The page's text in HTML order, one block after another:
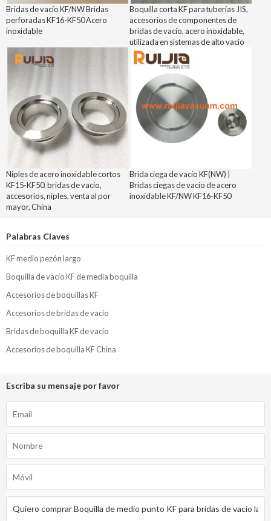
Bridas de vacío KF/NW Bridas
perforadas KF16-KF50 Acero
inoxidable
Boquilla corta KF para tuberías JIS,
accesorios de componentes de
bridas de vacío, acero inoxidable,
utilizada en sistemas de alto vacío
Niples de acero inoxidable cortos
KF15-KF50, bridas de vacío,
accesorios, niples, venta al por
mayor, China
Brida ciega de vacío KF(NW) |
Bridas ciegas de vacío de acero
inoxidable KF/NW KF16-KF50
Palabras Claves
KF medio pezón largo
Boquilla de vacío KF de media boquilla
Accesorios de boquillas KF
Accesorios de bridas de vacío
Bridas de boquilla KF de vacío
Accesorios de boquilla KF China
Escriba su mensaje por favor